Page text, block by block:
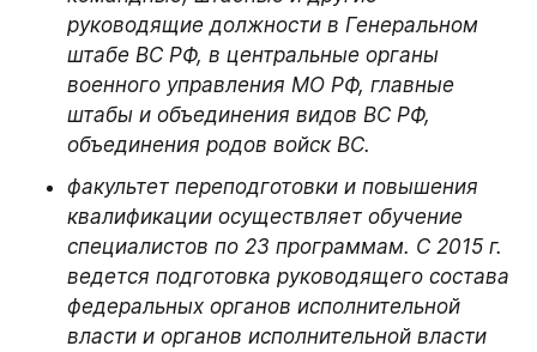
руководящие должности в Генеральном
штабе ВС РФ, в центральные органы
военного управления МО РФ, главные
штабы и объединения видов ВС РФ,
объединения родов войск ВС.
факультет переподготовки и повышения
квалификации осуществляет обучение
специалистов по 23 программам. С 2015 г.
ведется подготовка руководящего состава
федеральных органов исполнительной
власти и органов исполнительной власти